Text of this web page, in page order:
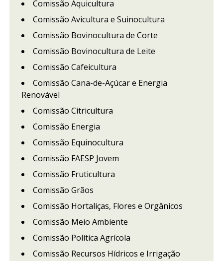
Comissão Aquicultura
Comissão Avicultura e Suinocultura
Comissão Bovinocultura de Corte
Comissão Bovinocultura de Leite
Comissão Cafeicultura
Comissão Cana-de-Açúcar e Energia
Renovável
Comissão Citricultura
Comissão Energia
Comissão Equinocultura
Comissão FAESP Jovem
Comissão Fruticultura
Comissão Grãos
Comissão Hortaliças, Flores e Orgânicos
Comissão Meio Ambiente
Comissão Política Agrícola
Comissão Recursos Hídricos e Irrigação